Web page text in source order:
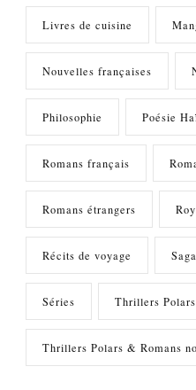
Livres de cuisine
Nouvelles françaises
Philosophie Poésie
Romans français
Romans étrangers
Récits de voyage
Séries Thrillers
Thrillers Polars & Romans